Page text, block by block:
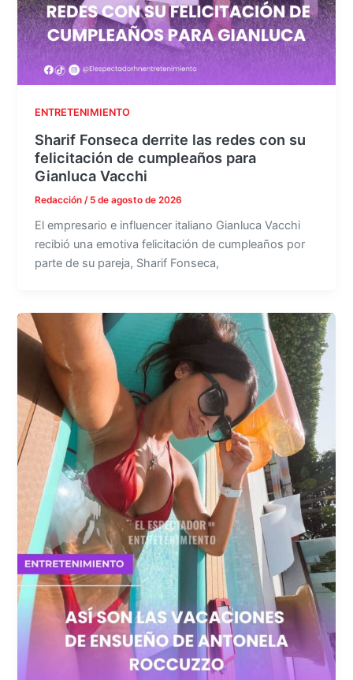
ENTRETENIMIENTO
Sharif Fonseca derrite las redes con su
felicitación de cumpleaños para
Gianluca Vacchi
Redacción / 5 de agosto de 2026
El empresario e influencer italiano Gianluca Vacchi
recibió una emotiva felicitación de cumpleaños por
parte de su pareja, Sharif Fonseca,